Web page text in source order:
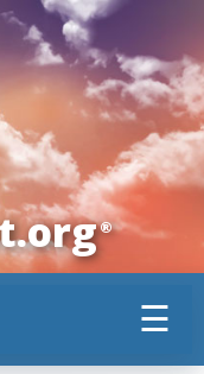
®
☰